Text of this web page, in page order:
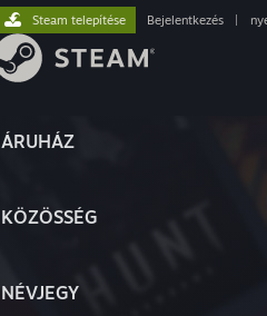
ÁRUHÁZ
KÖZÖSSÉG
NÉVJEGY
Steam telepítése Bejelentkezés